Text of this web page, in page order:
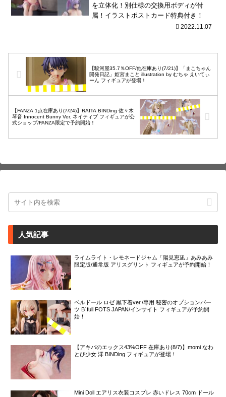
を立体化！別仕様の交換用ボディが付
属！イラストポストカード特典付き！
2022.11.07
【駿河屋35.7％OFF/他在庫あり(7/21)】「まこちゃん
開発日記」姫宮まこと illustration by むちゃ えいてぃ
ーん フィギュアが登場！
【FANZA 1点在庫あり(7/24)】RAITA BINDing 佐々木
琴音 Innocent Bunny Ver. ネイティブ フィギュアが公
式ショップ/FANZA限定で予約開始！
人気記事
ライムライト・レモネードジャム「陽見恵凪」あみあみ
限定版/通常版 アリスグリント フィギュアが予約開始！
ベルドール ロゼ 黒下着ver./専用 秘密のオプションパー
ツ B´full FOTS JAPAN/インサイト フィギュアが予約開
始！
【アキバのエックス43%OFF 在庫あり(8/7)】momi なわ
とび少女 澪 BINDing フィギュアが登場！
Mini Doll エアリス衣装コスプレ 赤いドレス 70cm ドール